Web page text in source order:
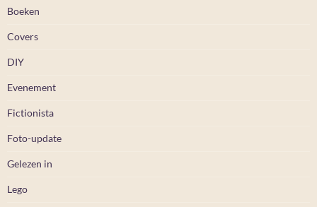
Boeken
Covers
DIY
Evenement
Fictionista
Foto-update
Gelezen in
Lego